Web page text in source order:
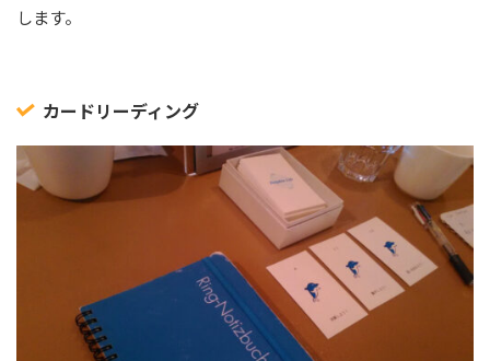
します。
カードリーディング